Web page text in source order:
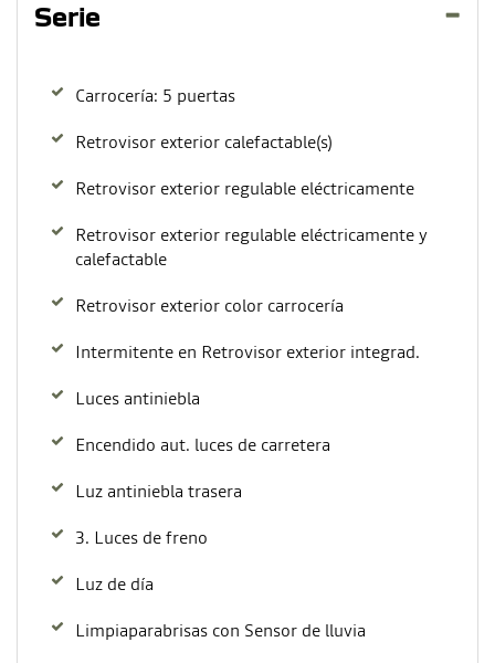
Serie
Carrocería: 5 puertas
Retrovisor exterior calefactable(s)
Retrovisor exterior regulable eléctricamente
Retrovisor exterior regulable eléctricamente y
calefactable
Retrovisor exterior color carrocería
Intermitente en Retrovisor exterior integrad.
Luces antiniebla
Encendido aut. luces de carretera
Luz antiniebla trasera
3. Luces de freno
Luz de día
Limpiaparabrisas con Sensor de lluvia